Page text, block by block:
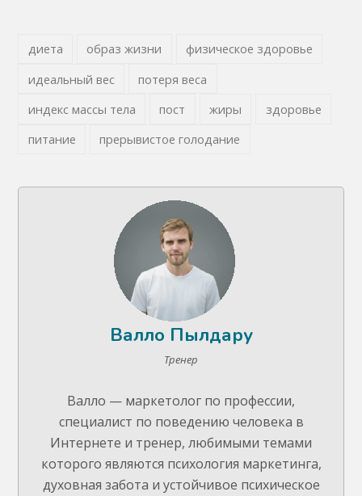
диета образ жизни
физическое здоровье
идеальный вес
потеря веса
индекс массы тела
пост жиры
здоровье
питание
прерывистое голодание
Валло Пылдару
Тренер
Валло — маркетолог по профессии,
специалист по поведению человека в
Интернете и тренер, любимыми темами
которого являются психология маркетинга,
духовная забота и устойчивое психическое